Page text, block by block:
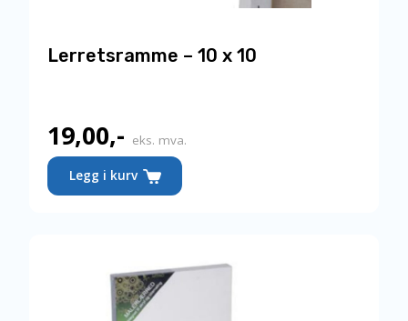
Lerretsramme – 10 x 10
19,00,- eks. mva.
Legg i kurv